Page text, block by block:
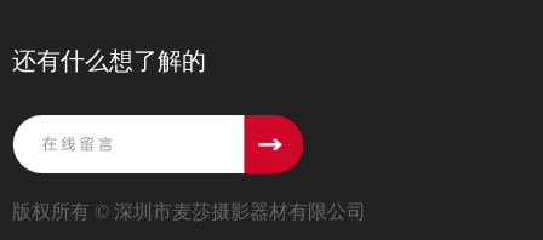
还有什么想了解的
版权所有 © 深圳市麦莎摄影器材有限公司